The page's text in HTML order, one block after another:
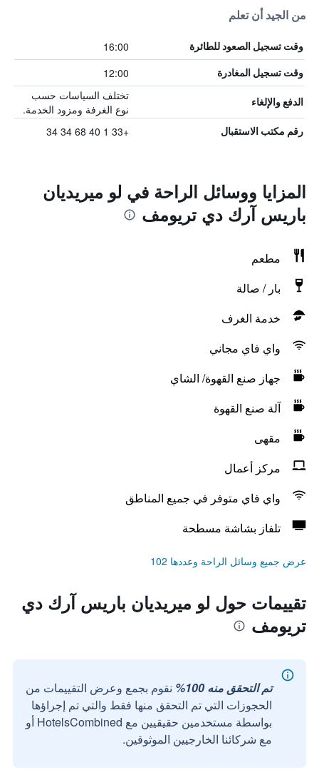
من الجيد أن تعلم
وقت تسجيل الصعود للطائرة 16:00
وقت تسجيل المغادرة 12:00
الدفع والإلغاء
تختلف السياسات حسب
نوع الغرفة ومزود الخدمة.
رقم مكتب الاستقبال +33 1 40 68 34 34
المزايا ووسائل الراحة في لو ميريديان
باريس آرك دي تريومف
مطعم
بار / صالة
خدمة الغرف
واي فاي مجاني
جهاز صنع القهوة/ الشاي
آلة صنع القهوة
مقهى
مركز أعمال
واي فاي متوفر في جميع المناطق
تلفاز بشاشة مسطحة
عرض جميع وسائل الراحة وعددها 102
تقييمات حول لو ميريديان باريس آرك دي
تريومف
تم التحقق منه 100%
نقوم بجمع وعرض التقييمات من
الحجوزات التي تم التحقق منها فقط والتي تم إجراؤها
بواسطة مستخدمين حقيقيين مع HotelsCombined أو
مع شركائنا الخارجيين الموثوقين.